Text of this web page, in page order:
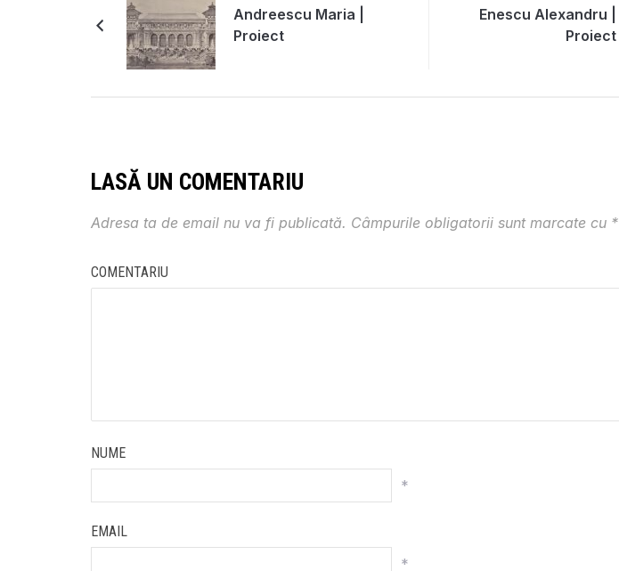
Andreescu Maria |
Proiect
Enescu Alexandru |
Proiect
LASĂ UN COMENTARIU
Adresa ta de email nu va fi publicată. Câmpurile obligatorii sunt marcate cu *
COMENTARIU
NUME
*
EMAIL
*